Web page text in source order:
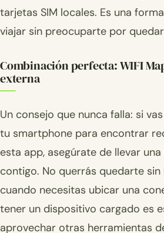
tarjetas SIM locales. Es una
viajar sin preocuparte por
Combinación perfecta: WIFI
externa
Un consejo que nunca falla: si
tu smartphone para encontrar
esta app, asegúrate de llevar
contigo. No querrás quedarte
cuando necesitas ubicar una
tener un dispositivo cargado es
aprovechar otras herramientas